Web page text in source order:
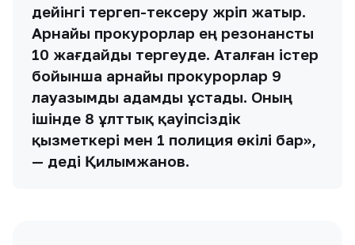
дейінгі тергеп-тексеру жүріп жатыр.
Арнайы прокурорлар ең резонансты
10 жағдайды тергеуде. Аталған істер
бойынша арнайы прокурорлар 9
лауазымды адамды ұстады. Оның
ішінде 8 ұлттық қауіпсіздік
қызметкері мен 1 полиция өкілі бар»,
— деді Қилымжанов.